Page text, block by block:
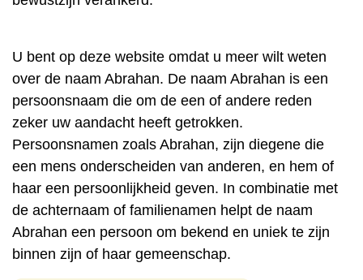
U bent op deze website omdat u meer wilt weten
over de naam Abrahan. De naam Abrahan is een
persoonsnaam die om de een of andere reden
zeker uw aandacht heeft getrokken.
Persoonsnamen zoals Abrahan, zijn diegene die
een mens onderscheiden van anderen, en hem of
haar een persoonlijkheid geven. In combinatie met
de achternaam of familienamen helpt de naam
Abrahan een persoon om bekend en uniek te zijn
binnen zijn of haar gemeenschap.